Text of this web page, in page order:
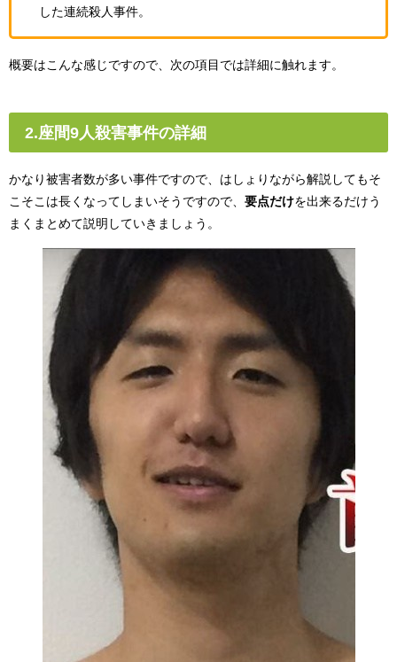
した連続殺人事件。
概要はこんな感じですので、次の項目では詳細に触れます。
2.座間9人殺害事件の詳細
かなり被害者数が多い事件ですので、はしょりながら解説してもそ
こそこは長くなってしまいそうですので、 要点だけを出来るだけう
まくまとめて説明していきましょう。